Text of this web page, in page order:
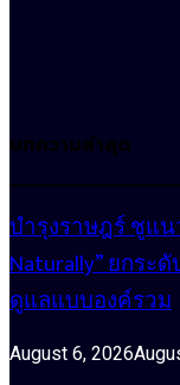
บทความล่าสุด
บำรุงราษฎร์ ชูแน
Naturally” ยกร
ดูแลแบบองค์รวม
August 6, 2026